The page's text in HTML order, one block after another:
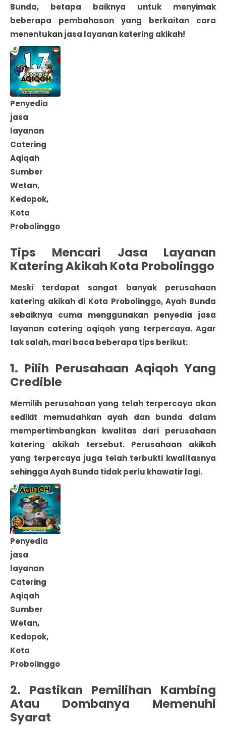
Bunda, betapa baiknya untuk menyimak
beberapa pembahasan yang berkaitan cara
menentukan jasa layanan katering akikah!
Penyedia
jasa
layanan
Catering
Aqiqah
Sumber
Wetan,
Kedopok,
Kota
Probolinggo
Tips Mencari Jasa Layanan
Katering Akikah Kota Probolinggo
Meski terdapat sangat banyak perusahaan
katering akikah di Kota Probolinggo, Ayah Bunda
sebaiknya cuma menggunakan penyedia jasa
layanan catering aqiqoh yang terpercaya. Agar
tak salah, mari baca beberapa tips berikut:
1. Pilih Perusahaan Aqiqoh Yang
Credible
Memilih perusahaan yang telah terpercaya akan
sedikit memudahkan ayah dan bunda dalam
mempertimbangkan kwalitas dari perusahaan
katering akikah tersebut. Perusahaan akikah
yang terpercaya juga telah terbukti kwalitasnya
sehingga Ayah Bunda tidak perlu khawatir lagi.
Penyedia
jasa
layanan
Catering
Aqiqah
Sumber
Wetan,
Kedopok,
Kota
Probolinggo
2. Pastikan Pemilihan Kambing
Atau Dombanya Memenuhi
Syarat